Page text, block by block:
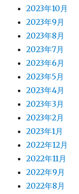
2023年10月
2023年9月
2023年8月
2023年7月
2023年6月
2023年5月
2023年4月
2023年3月
2023年2月
2023年1月
2022年12月
2022年11月
2022年9月
2022年8月